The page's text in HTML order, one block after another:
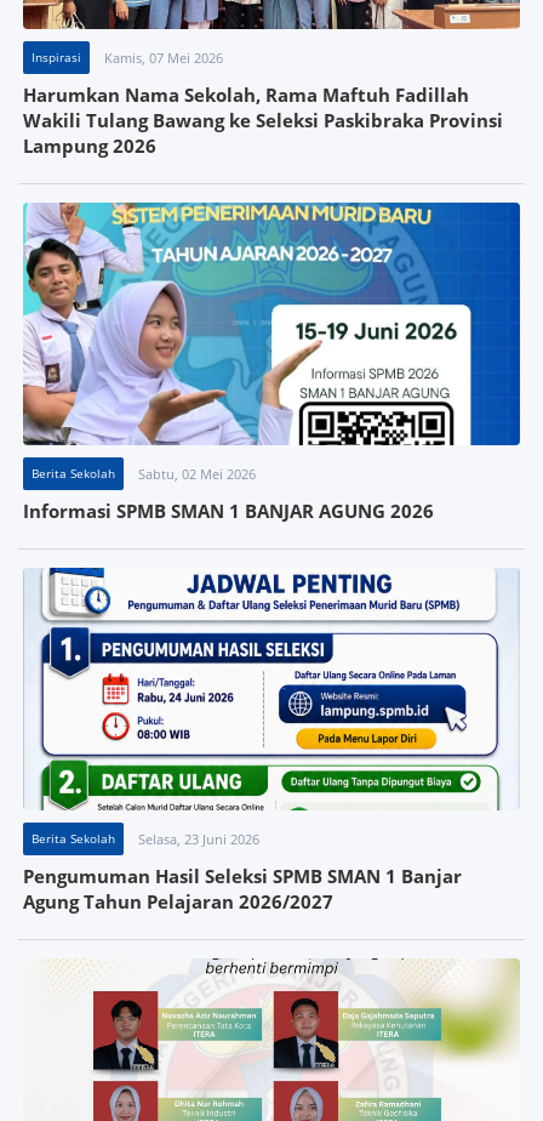
Inspirasi Kamis, 07 Mei 2026
Harumkan Nama Sekolah, Rama Maftuh Fadillah
Wakili Tulang Bawang ke Seleksi Paskibraka Provinsi
Lampung 2026
Berita Sekolah Sabtu, 02 Mei 2026
Informasi SPMB SMAN 1 BANJAR AGUNG 2026
Berita Sekolah Selasa, 23 Juni 2026
Pengumuman Hasil Seleksi SPMB SMAN 1 Banjar
Agung Tahun Pelajaran 2026/2027